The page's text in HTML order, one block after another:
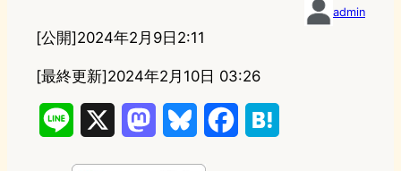
admin
[公開]2024年2月9日2:11
[最終更新]2024年2月10日 03:26